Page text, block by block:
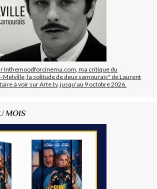
Inthemoodforcinema.com, ma critique du
Melville, la solitude de deux samouraïs" de Laurent
à voir sur Arte.tv, jusqu'au 9 octobre 2026.
MOIS